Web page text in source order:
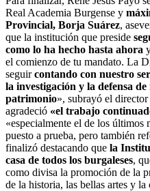
Real Academia Burgense y
Provincial, Borja Suárez,
que la institución que preside
como lo ha hecho hasta ahora
el comienzo de tu mandato. La
seguircontando con nuestro
la investigación y la defensa
patrimonio», subrayó el
agradeció «el trabajo
«especialmente el de los últimos
puesto a prueba, pero también
finalizó destacando que la
casa de todos los burgaleses,
como divisa la promoción de la
de la historia, las bellas artes y la